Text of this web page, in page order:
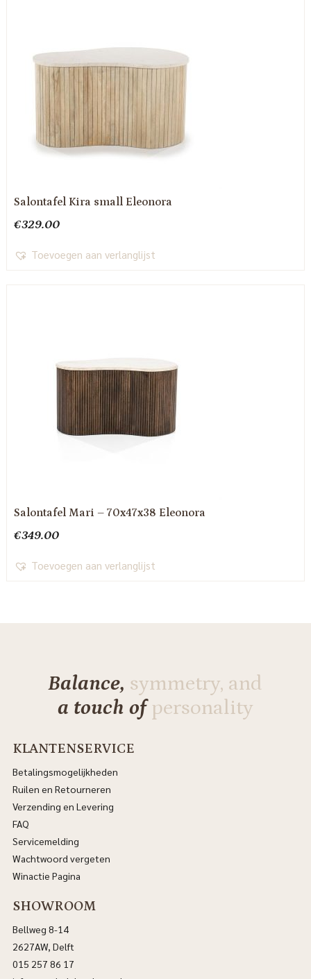
Salontafel Kira small Eleonora
€329.00
Toevoegen aan verlanglijst
Salontafel Mari – 70x47x38 Eleonora
€349.00
Toevoegen aan verlanglijst
Balance, symmetry, and
a touch ofpersonality
KLANTENSERVICE
Betalingsmogelijkheden
Ruilen en Retourneren
Verzending en Levering
FAQ
Servicemelding
Wachtwoord vergeten
Winactie Pagina
SHOWROOM
Bellweg 8-14
2627AW, Delft
015 257 86 17